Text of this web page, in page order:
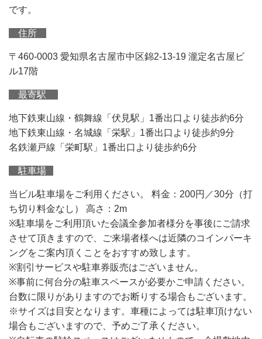
です。
住所
〒460-0003 愛知県名古屋市中区錦2-13-19 瀧定名古屋ビ
ル17階
最寄駅
地下鉄東山線・鶴舞線「伏見駅」1番出口より徒歩約6分
地下鉄東山線・名城線「栄駅」1番出口より徒歩約9分
名鉄瀬戸線「栄町駅」1番出口より徒歩約6分
駐車場
当ビル駐車場をご利用ください。 料金：200円／30分（打
ち切り料金なし） 高さ：2m
※駐車場をご利用頂いた会議全参加者様分を事後にご請求
させて頂きますので、ご来場者様へは近隣のコインパーキ
ングをご案内頂くことをおすすめ致します。
※割引サービスや駐車券販売はございません。
※事前に何台分の駐車スペースが必要かご申請ください。
台数に限りがありますのでお断りする場合もございます。
※サイズは目安となります。車種によっては駐車頂けない
場合もございますので、予めご了承ください。